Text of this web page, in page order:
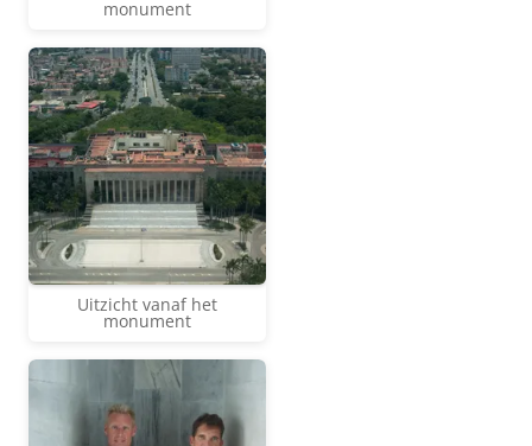
monument
Uitzicht vanaf het
monument